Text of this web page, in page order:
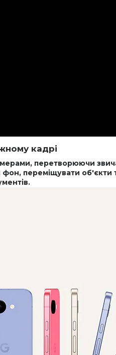
кадрі
перетворюючи
переміщувати